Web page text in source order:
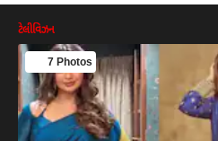
ટેલીવિઝન
7 Photos